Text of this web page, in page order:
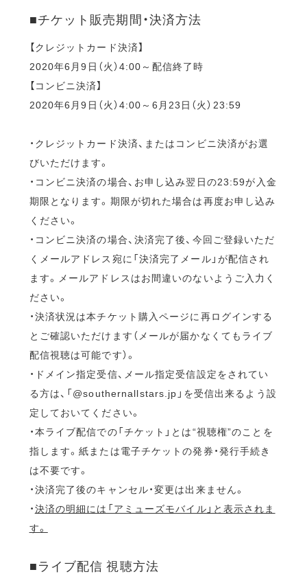
■チケット販売期間・決済方法
【クレジットカード決済】
2020年6月9日（火）4:00～配信終了時
【コンビニ決済】
2020年6月9日（火）4:00～6月23日（火）23:59
・クレジットカード決済、またはコンビニ決済がお選
びいただけます。
・コンビニ決済の場合、お申し込み翌日の23:59が入金
期限となります。期限が切れた場合は再度お申し込み
ください。
・コンビニ決済の場合、決済完了後、今回ご登録いただ
くメールアドレス宛に「決済完了メール」が配信され
ます。メールアドレスはお間違いのないようご入力く
ださい。
・決済状況は本チケット購入ページに再ログインする
とご確認いただけます（メールが届かなくてもライブ
配信視聴は可能です）。
・ドメイン指定受信、メール指定受信設定をされてい
る方は、「@southernallstars.jp」を受信出来るよう設
定しておいてください。
・本ライブ配信での「チケット」とは“視聴権”のことを
指します。紙または電子チケットの発券・発行手続き
は不要です。
・決済完了後のキャンセル・変更は出来ません。
・決済の明細には「アミューズモバイル」と表示されま
す。
■ライブ配信 視聴方法